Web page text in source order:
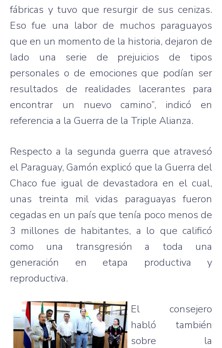
fábricas y tuvo que resurgir de sus cenizas.
Eso fue una labor de muchos paraguayos
que en un momento de la historia, dejaron de
lado una serie de prejuicios de tipos
personales o de emociones que podían ser
resultados de realidades lacerantes para
encontrar un nuevo camino”, indicó en
referencia a la Guerra de la Triple Alianza.
Respecto a la segunda guerra que atravesó
el Paraguay, Gamón explicó que la Guerra del
Chaco fue igual de devastadora en el cual,
unas treinta mil vidas paraguayas fueron
cegadas en un país que tenía poco menos de
3 millones de habitantes, a lo que calificó
como una transgresión a toda una
generación en etapa productiva y
reproductiva.
El consejero
habló también
sobre la